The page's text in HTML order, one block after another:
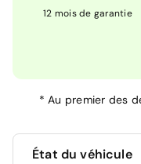
12 mois de garantie
*Au premier des
État du véhicule